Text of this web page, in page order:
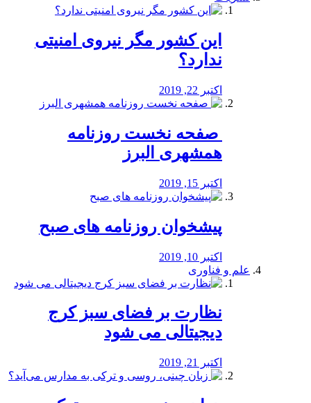
این کشور مگر نیروی امنیتی
ندارد؟
اکتبر 22, 2019
️ صفحه نخست روزنامه‌
همشهری البرز
اکتبر 15, 2019
پیشخوان روزنامه های صبح
اکتبر 10, 2019
علم و فناوری
نظارت بر فضای سبز کرج
دیجیتالی می شود
اکتبر 21, 2019